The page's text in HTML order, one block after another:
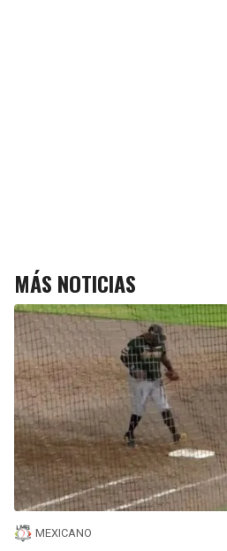
MÁS NOTICIAS
MEXICANO